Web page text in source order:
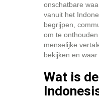
onschatbare
vanuit het
begrijpen,
om te
menselijke
bekijken en
Wat is